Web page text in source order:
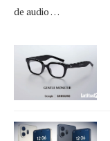
de audio …